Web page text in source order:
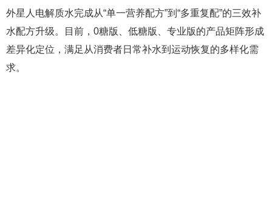
外星人电解质水完成从“单一营养配方”到“多重复配”的三效补
水配方升级。目前，0糖版、低糖版、专业版的产品矩阵形成
差异化定位，满足从消费者日常补水到运动恢复的多样化需
求。